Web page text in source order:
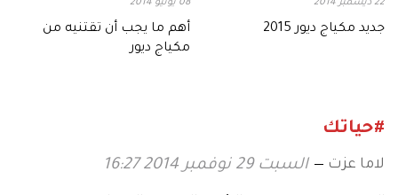
22 ديسمبر 2014
جديد مكياج ديور 2015
08 يونيو 2014
أهم ما يجب أن تقتنيه من
مكياج ديور
#حياتك
لاما عزت السبت 29 نوفمبر 2014 16:27